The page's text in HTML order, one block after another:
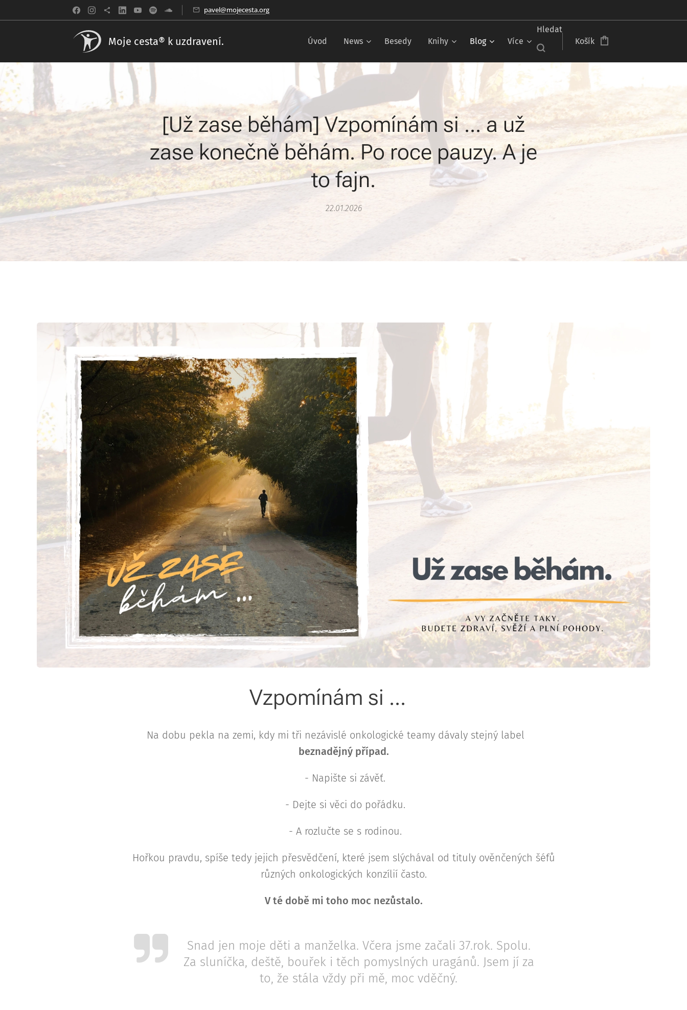
pavel@mojecesta.org
Moje cesta® k uzdravení. Úvod News Besedy Knihy Blog Více
Hledat
Košík
[Už zase běhám] Vzpomínám si ... a už
zase konečně běhám. Po roce pauzy. A je
to fajn.
22.01.2026
Vzpomínám si ... 💛
Na dobu pekla na zemi, kdy mi tři nezávislé onkologické teamy dávaly stejný label 👉
beznadějný případ.
- Napište si závěť.
- Dejte si věci do pořádku.
- A rozlučte se s rodinou.
Hořkou pravdu, spíše tedy jejich přesvědčení, které jsem slýchával od tituly ověnčených šéfů
různých onkologických konzílií často.
V té době mi toho moc nezůstalo.
Snad jen moje děti a manželka. Včera jsme začali 37.rok. Spolu.
Za sluníčka, deště, bouřek i těch pomyslných uragánů. Jsem jí za
to, že stála vždy při mě, moc vděčný.